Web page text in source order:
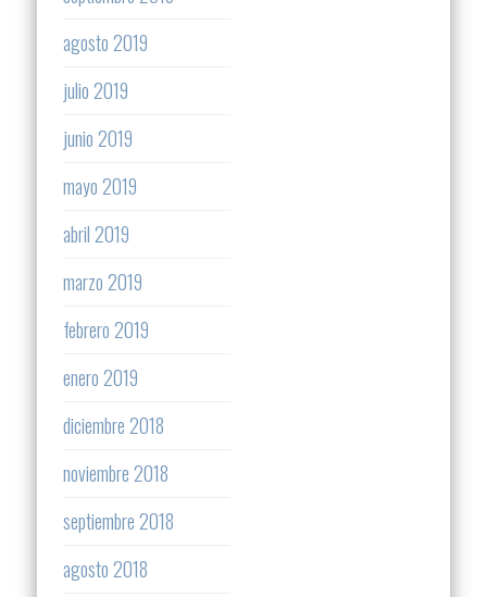
agosto 2019
julio 2019
junio 2019
mayo 2019
abril 2019
marzo 2019
febrero 2019
enero 2019
diciembre 2018
noviembre 2018
septiembre 2018
agosto 2018